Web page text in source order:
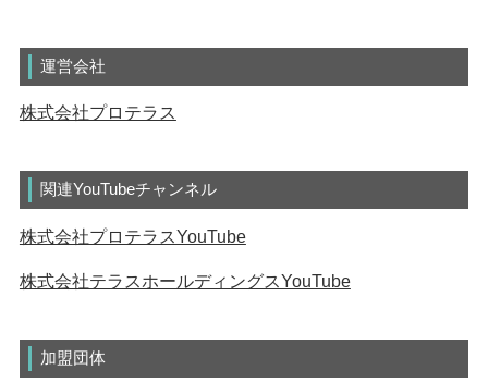
運営会社
株式会社プロテラス
関連YouTubeチャンネル
株式会社プロテラスYouTube
株式会社テラスホールディングスYouTube
加盟団体